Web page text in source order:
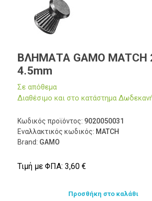
ΒΛΗΜΑΤΑ GAMO MATCH
4.5mm
Σε απόθεμα
Διαθέσιμο και στο κατάστημα
Κωδικός προϊόντος: 9020050031
Εναλλακτικός κωδικός: MATCH
Brand: GAMO
Τιμή με ΦΠΑ: 3,60 €
Προσθήκη στο καλάθι